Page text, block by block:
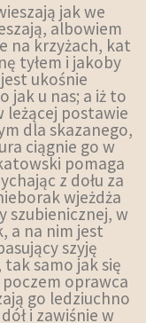
jak we
albowiem
na krzyżach, kat
tyłem i jakoby
ukośnie
jak u nas; a iż to
leżącej postawie
dla skazanego,
ciągnie go w
pomaga
z dołu za
wjeżdża
szubienicznej, w
a na nim jest
szyję
tak samo jak się
oprawca
go ledziuchno
i zawiśnie w